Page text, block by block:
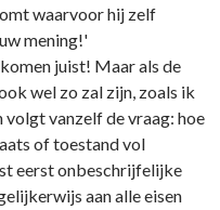
waarvoor hij zelf
mening!'
juist! Maar als de
wel zo zal zijn, zoals ik
volgt vanzelf de vraag: hoe
of toestand vol
eerst onbeschrijfelijke
aan alle eisen